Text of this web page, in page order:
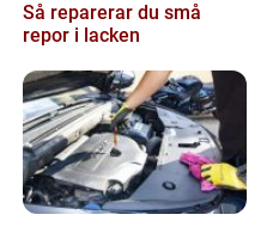
Så reparerar du små
repor i lacken